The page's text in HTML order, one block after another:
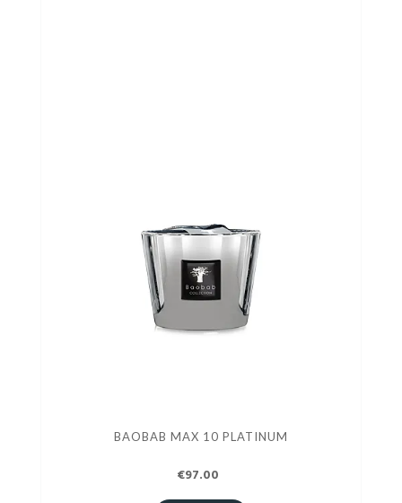
BAOBAB MAX 10 PLATINUM
€97.00